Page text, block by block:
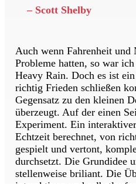
– Scott Shelby
Auch wenn Fahrenheit und
Probleme hatten, so war
Heavy Rain. Doch es ist
richtig Frieden schließen
Gegensatz zu den kleinen
überzeugt. Auf der einen
Experiment. Ein
Echtzeit berechnet, von
gespielt und vertont,
durchsetzt. Die Grundidee
stellenweise briliant. Die